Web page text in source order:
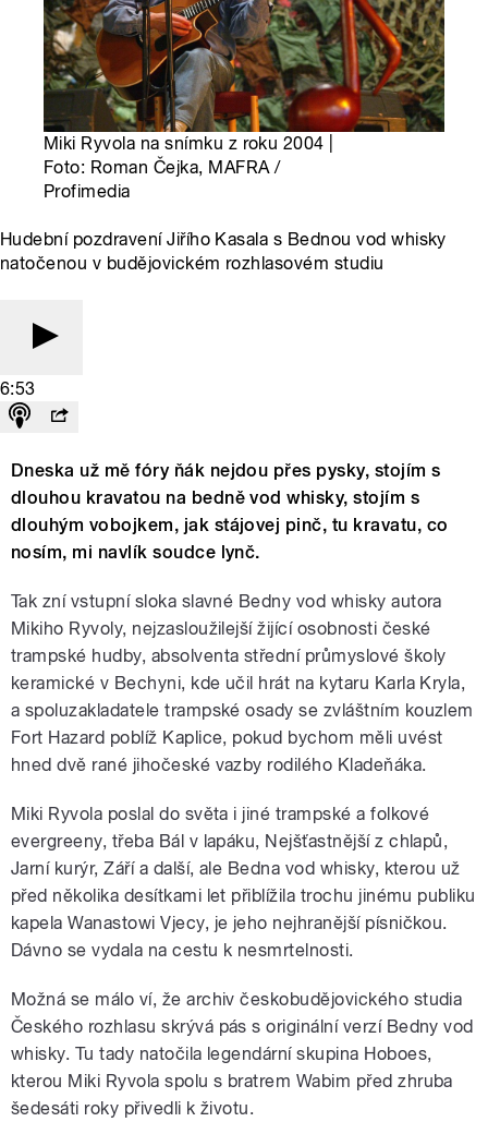
Miki Ryvola na snímku z roku 2004 |
Foto: Roman Čejka, MAFRA /
Profimedia
Hudební pozdravení Jiřího Kasala s Bednou vod whisky
natočenou v budějovickém rozhlasovém studiu
6:53
Dneska už mě fóry ňák nejdou přes pysky, stojím s
dlouhou kravatou na bedně vod whisky, stojím s
dlouhým vobojkem, jak stájovej pinč, tu kravatu, co
nosím, mi navlík soudce lynč.
Tak zní vstupní sloka slavné Bedny vod whisky autora
Mikiho Ryvoly, nejzasloužilejší žijící osobnosti české
trampské hudby, absolventa střední průmyslové školy
keramické v Bechyni, kde učil hrát na kytaru Karla Kryla,
a spoluzakladatele trampské osady se zvláštním kouzlem
Fort Hazard poblíž Kaplice, pokud bychom měli uvést
hned dvě rané jihočeské vazby rodilého Kladeňáka.
Miki Ryvola poslal do světa i jiné trampské a folkové
evergreeny, třeba Bál v lapáku, Nejšťastnější z chlapů,
Jarní kurýr, Září a další, ale Bedna vod whisky, kterou už
před několika desítkami let přiblížila trochu jinému publiku
kapela Wanastowi Vjecy, je jeho nejhranější písničkou.
Dávno se vydala na cestu k nesmrtelnosti.
Možná se málo ví, že archiv českobudějovického studia
Českého rozhlasu skrývá pás s originální verzí Bedny vod
whisky. Tu tady natočila legendární skupina Hoboes,
kterou Miki Ryvola spolu s bratrem Wabim před zhruba
šedesáti roky přivedli k životu.